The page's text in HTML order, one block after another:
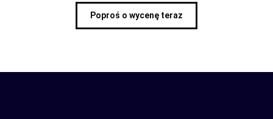
Poproś o wycenę teraz